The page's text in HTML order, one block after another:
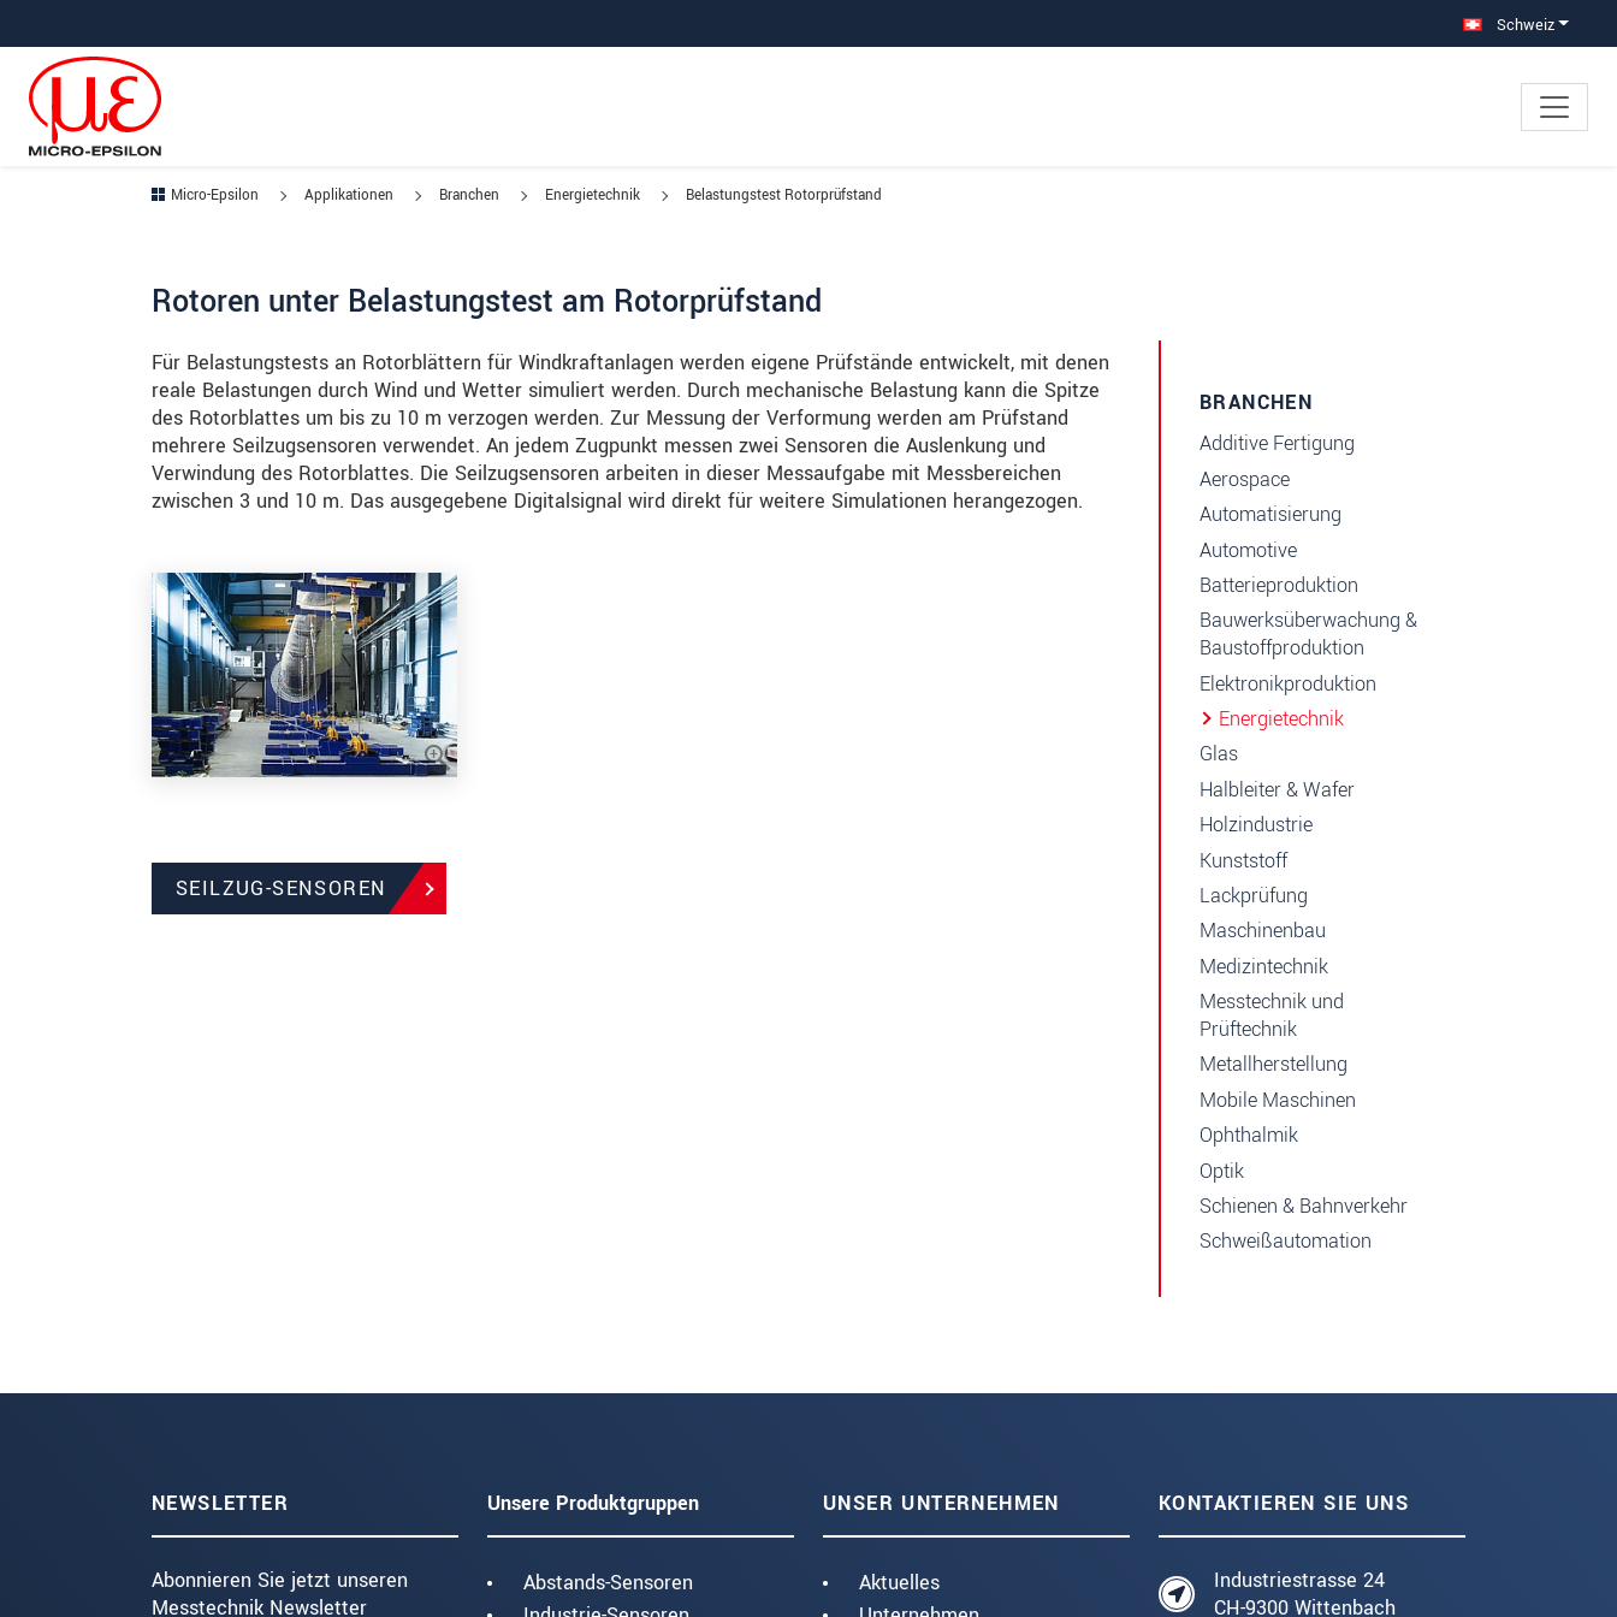
Schweiz
Micro-Epsilon Applikationen Branchen Energietechnik Belastungstest Rotorprüfstand
Rotoren unter Belastungstest am Rotorprüfstand
Für Belastungstests an Rotorblättern für Windkraftanlagen werden eigene Prüfstände entwickelt, mit denen
reale Belastungen durch Wind und Wetter simuliert werden. Durch mechanische Belastung kann die Spitze
des Rotorblattes um bis zu 10 m verzogen werden. Zur Messung der Verformung werden am Prüfstand
mehrere Seilzugsensoren verwendet. An jedem Zugpunkt messen zwei Sensoren die Auslenkung und
Verwindung des Rotorblattes. Die Seilzugsensoren arbeiten in dieser Messaufgabe mit Messbereichen
zwischen 3 und 10 m. Das ausgegebene Digitalsignal wird direkt für weitere Simulationen herangezogen.
SEILZUG-SENSOREN
BRANCHEN
Additive Fertigung
Aerospace
Automatisierung
Automotive
Batterieproduktion
Bauwerksüberwachung &
Baustoffproduktion
Elektronikproduktion
Energietechnik
Glas
Halbleiter & Wafer
Holzindustrie
Kunststoff
Lackprüfung
Maschinenbau
Medizintechnik
Messtechnik und
Prüftechnik
Metallherstellung
Mobile Maschinen
Ophthalmik
Optik
Schienen & Bahnverkehr
Schweißautomation
NEWSLETTER
Abonnieren Sie jetzt unseren
Messtechnik Newsletter
Unsere Produktgruppen
Abstands-Sensoren
UNSER UNTERNEHMEN
Aktuelles
KONTAKTIEREN SIE UNS
Industriestrasse 24
CH-9300 Wittenbach